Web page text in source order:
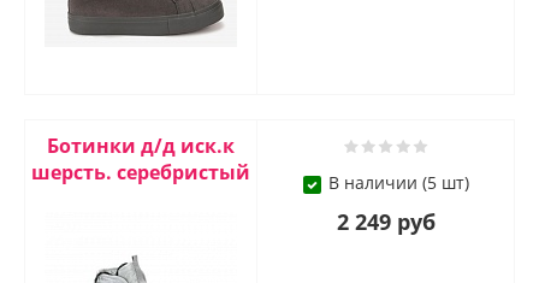
Ботинки д/д иск.к
шерсть. серебристый
В наличии (5 шт)
2 249 руб